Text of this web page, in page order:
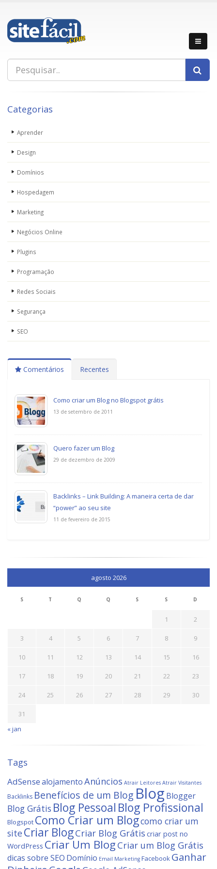
Categorias
Aprender
Design
Domínios
Hospedagem
Marketing
Negócios Online
Plugins
Programação
Redes Sociais
Segurança
SEO
Comentários Recentes
Como criar um Blog no Blogspot grátis
13 de setembro de 2011
Quero fazer um Blog
29 de dezembro de 2009
Backlinks – Link Building: A maneira certa de dar
“power” ao seu site
11 de fevereiro de 2015
agosto 2026
S T Q Q S S D
1 2
3 4 5 6 7 8 9
10 11 12 13 14 15 16
17 18 19 20 21 22 23
24 25 26 27 28 29 30
31
« jan
Tags
AdSensealojamentoAnúncios Atrair Leitores Atrair Visitantes
Backlinks Benefícios de um Blog Blog Blogger
Blog Grátis Blog Pessoal Blog Profissional
Blogspot Como Criar um Blogcomo criar um
siteCriar BlogCriar Blog Grátis criar post no
WordPress Criar Um Blog Criar um Blog Grátis
dicas sobre SEO Domínio Email Marketing Facebook Ganhar